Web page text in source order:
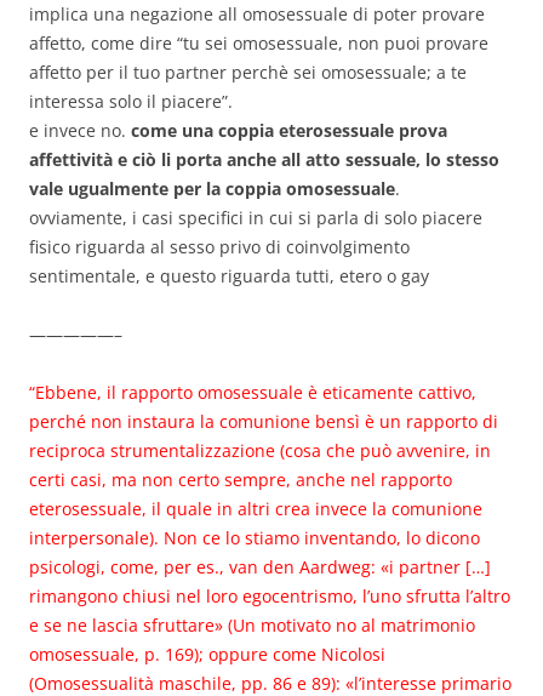
implica una negazione all omosessuale di poter provare
affetto, come dire “tu sei omosessuale, non puoi provare
affetto per il tuo partner perchè sei omosessuale; a te
interessa solo il piacere”.
e invece no. come una coppia eterosessuale prova
affettività e ciò li porta anche all atto sessuale, lo stesso
vale ugualmente per la coppia omosessuale.
ovviamente, i casi specifici in cui si parla di solo piacere
fisico riguarda al sesso privo di coinvolgimento
sentimentale, e questo riguarda tutti, etero o gay
—————–
“Ebbene, il rapporto omosessuale è eticamente cattivo,
perché non instaura la comunione bensì è un rapporto di
reciproca strumentalizzazione (cosa che può avvenire, in
certi casi, ma non certo sempre, anche nel rapporto
eterosessuale, il quale in altri crea invece la comunione
interpersonale). Non ce lo stiamo inventando, lo dicono
psicologi, come, per es., van den Aardweg: «i partner […]
rimangono chiusi nel loro egocentrismo, l’uno sfrutta l’altro
e se ne lascia sfruttare» (Un motivato no al matrimonio
omosessuale, p. 169); oppure come Nicolosi
(Omosessualità maschile, pp. 86 e 89): «l’interesse primario